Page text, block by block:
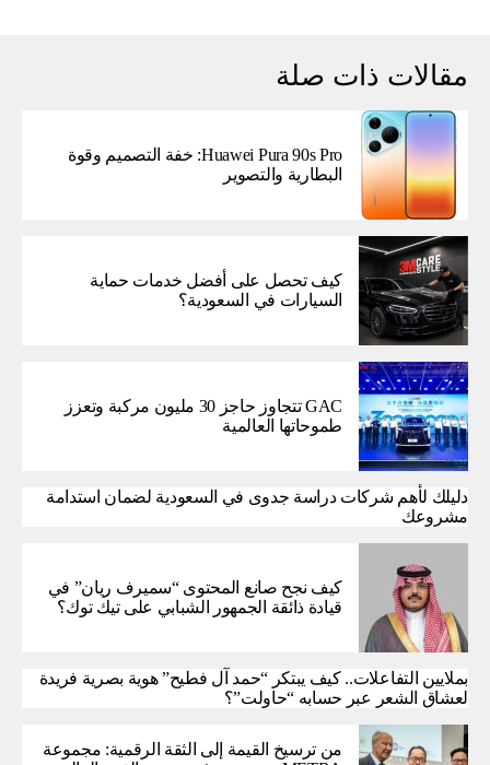
مقالات ذات صلة
Huawei Pura 90s Pro: خفة التصميم وقوة
البطارية والتصوير
كيف تحصل على أفضل خدمات حماية
السيارات في السعودية؟
GAC تتجاوز حاجز 30 مليون مركبة وتعزز
طموحاتها العالمية
دليلك لأهم شركات دراسة جدوى في السعودية لضمان استدامة
مشروعك
كيف نجح صانع المحتوى “سميرف ريان” في
قيادة ذائقة الجمهور الشبابي على تيك توك؟
بملايين التفاعلات.. كيف يبتكر “حمد آل فطيح” هوية بصرية فريدة
لعشاق الشعر عبر حسابه “حاولت”؟
من ترسيخ القيمة إلى الثقة الرقمية: مجموعة